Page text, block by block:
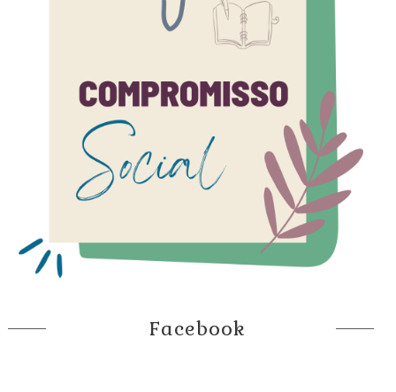
Facebook